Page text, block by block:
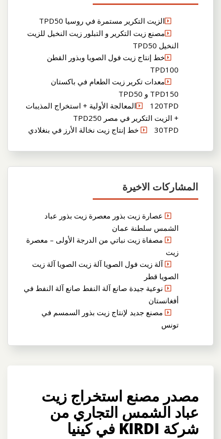
الزيت التكرير مستمرة في روسيا TPD50
مصنع زيت التكرير و التبلور زيت النخيل للزيت
النخيل TPD50
خط إنتاج زيت فول الصويا وبذور القطن
TPD100
معدات تكرير زيت الطعام في باكستان
TPD150 و TPD50
120TPDالمعالجة الأولية + استخراج المذيبات
+ الزيت التكرير في مصر TPD250
30TPD خط إنتاج زيت نخالة الأرز في بنغلادي
المشاركات الاخيرة
عصارة زيت بذور معصرة زيت بذور عباد
الشمس سلطنة عمان
مصفاة زيت نباتي من الدرجة الأولى – معصرة
زيت
آلة زيت فول الصويا آلة زيت الصويا آلة زيت
الصويا قطر
نوعية جيدة صانع آلة النفط صانع آلة النفط في
أفغانستان
مصنع جديد لإنتاج زيت بذور السمسم في
تونس
مصدر مصنع استخراج زيت
عباد الشمس التجاري من
شركة KIRDI في كينيا